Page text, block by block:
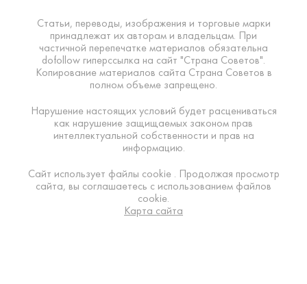
Статьи, переводы, изображения и торговые марки
принадлежат их авторам и владельцам. При
частичной перепечатке материалов обязательна
dofollow гиперссылка на сайт "Страна Советов".
Копирование материалов сайта Страна Советов в
полном объеме запрещено.
Нарушение настоящих условий будет расцениваться
как нарушение защищаемых законом прав
интеллектуальной собственности и прав на
информацию.
Сайт использует файлы cookie . Продолжая просмотр
сайта, вы соглашаетесь с использованием файлов
cookie.
Карта сайта